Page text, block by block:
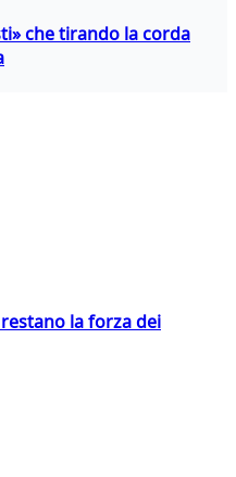
che tirando la corda
la forza dei